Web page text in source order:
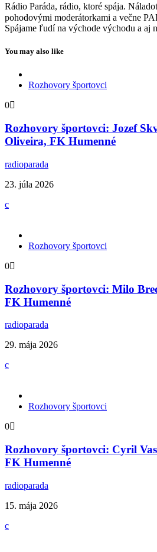
Rádio Paráda, rádio, ktoré spája.
pohodovými moderátorkami a večne
Spájame ľudí na východe východu a aj
You may also like
Rozhovory športovci
0
Rozhovory športovci: Jozef
Oliveira, FK Humenné
radioparada
23. júla 2026
Rozhovory športovci
0
Rozhovory športovci: Milo
FK Humenné
radioparada
29. mája 2026
Rozhovory športovci
0
Rozhovory športovci: Cyril
FK Humenné
radioparada
15. mája 2026